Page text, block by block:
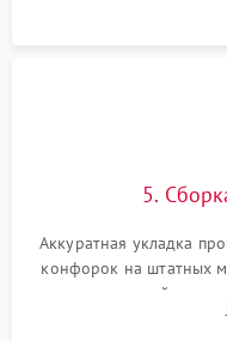
5.
Аккуратная укладка
конфорок на штатных
проверкой
термостойкого